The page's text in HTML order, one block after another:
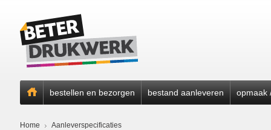
bestellen en bezorgen bestand aanleveren opmaak
Home Aanleverspecificaties